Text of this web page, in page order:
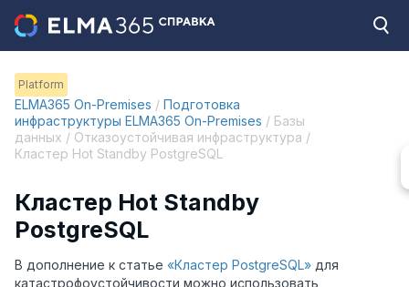
Platform
ELMA365 On-Premises / Подготовка
инфраструктуры ELMA365 On-Premises / Базы
данных / Отказоустойчивая инфраструктура /
Кластер Hot Standby PostgreSQL
Кластер Hot Standby
PostgreSQL
В дополнение к статье «Кластер PostgreSQL» для
катастрофоустойчивости можно использовать